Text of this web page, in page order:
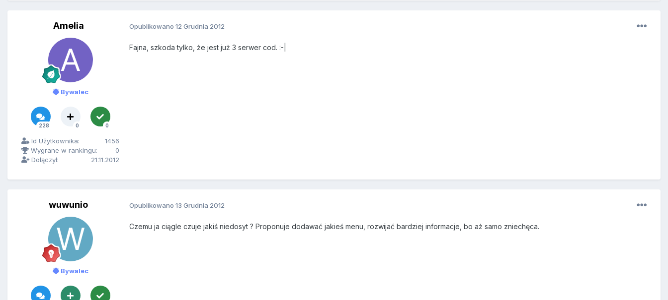
Amelia
Bywalec
228 0 0
Id Użytkownika:
1456
Wygrane w rankingu:
0
Dołączył:
21.11.2012
Opublikowano 12 Grudnia 2012
Fajna, szkoda tylko, że jest już 3 serwer cod. :-|
wuwunio
Bywalec
Opublikowano 13 Grudnia 2012
Czemu ja ciągle czuje jakiś niedosyt ? Proponuje dodawać jakieś menu, rozwijać bardziej informacje, bo aż samo zniechęca.